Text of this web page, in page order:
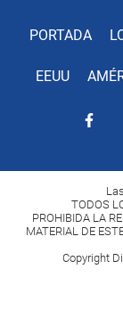
PORTADA
EEUU
TODOS
PROHIBIDA LA
MATERIAL DE
Copyright